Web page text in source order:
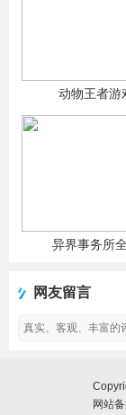
动物王者游
异界事务所
网友留言
网站